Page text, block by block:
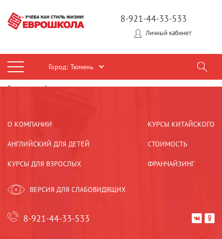
8-921-44-33-533
Личный кабинет
Город: Тюмень
Главная Акции
О КОМПАНИИ
АНГЛИЙСКИЙ ДЛЯ ДЕТЕЙ
КУРСЫ ДЛЯ ВЗРОСЛЫХ
КУРСЫ КИТАЙСКОГО
СТОИМОСТЬ
ФРАНЧАЙЗИНГ
ВЕРСИЯ ДЛЯ СЛАБОВИДЯЩИХ
8-921-44-33-533  